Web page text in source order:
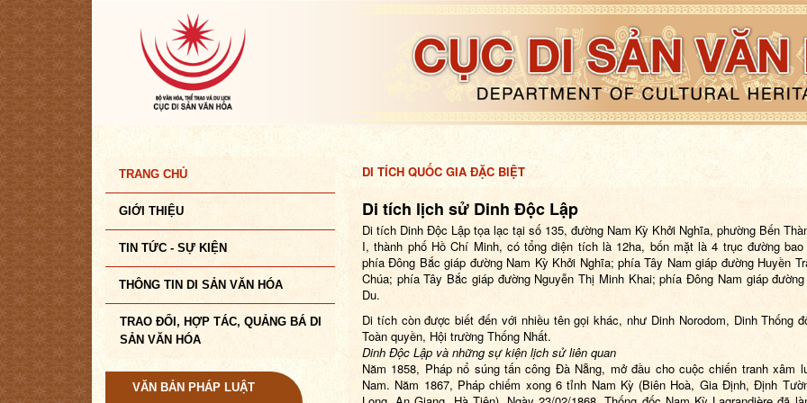
TRANG CHỦ
GIỚI THIỆU
TIN TỨC - SỰ KIỆN
THÔNG TIN DI SẢN VĂN HÓA
TRAO ĐỔI, HỢP TÁC, QUẢNG BÁ DI
SẢN VĂN HÓA
VĂN BẢN PHÁP LUẬT
DI TÍCH QUỐC GIA ĐẶC BIỆT
Di tích lịch sử Dinh Độc Lập
Di tích Dinh Độc Lập tọa lạc tại số 135, đường Nam Kỳ Khởi Nghĩa, phường Bến
I, thành phố Hồ Chí Minh, có tổng diện tích là 12ha, bốn mặt là 4 trục đường bao
phía Đông Bắc giáp đường Nam Kỳ Khởi Nghĩa; phía Tây Nam giáp đường Huyền
Chúa; phía Tây Bắc giáp đường Nguyễn Thị Minh Khai; phía Đông Nam giáp
Du.
Di tích còn được biết đến với nhiều tên gọi khác, như Dinh Norodom, Dinh Thống
Toàn quyền, Hội trường Thống Nhất.
Dinh Độc Lập và những sự kiện lịch sử liên quan
Năm 1858, Phápnổ súng tấn công Đà Nẵng, mở đầu cho cuộc chiến tranh xâm
Nam. Năm 1867, Pháp chiếm xong 6 tỉnh Nam Kỳ (Biên Hoà, Gia Định,Định